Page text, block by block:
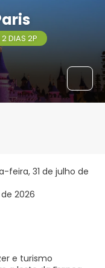
DIAS 2P
feira, 31 de julho de
2026
e turismo